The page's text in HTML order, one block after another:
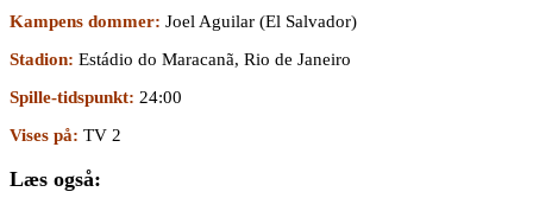
Kampens dommer: Joel Aguilar (El Salvador)
Stadion: Estádio do Maracanã, Rio de Janeiro
Spille-tidspunkt: 24:00
Vises på: TV 2
Læs også: